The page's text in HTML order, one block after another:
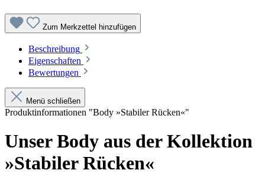
Zum Merkzettel hinzufügen
Beschreibung
Eigenschaften
Bewertungen
Menü schließen
Produktinformationen "Body »Stabiler Rücken«"
Unser Body aus der Kollektion
»Stabiler Rücken«